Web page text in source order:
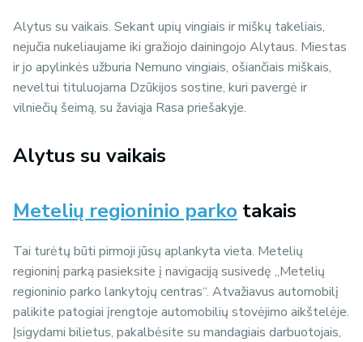
Alytus su vaikais. Sekant upių vingiais ir miškų takeliais,
nejučia nukeliaujame iki gražiojo dainingojo Alytaus. Miestas
ir jo apylinkės užburia Nemuno vingiais, ošiančiais miškais,
neveltui tituluojama Dzūkijos sostine, kuri pavergė ir
vilniečių šeimą, su žaviąja Rasa priešakyje.
Alytus su vaikais
Metelių regioninio parko takais
Tai turėtų būti pirmoji jūsų aplankyta vieta. Metelių
regioninį parką pasieksite į navigaciją susivedę „Metelių
regioninio parko lankytojų centras“. Atvažiavus automobilį
palikite patogiai įrengtoje automobilių stovėjimo aikštelėje.
Įsigydami bilietus, pakalbėsite su mandagiais darbuotojais,